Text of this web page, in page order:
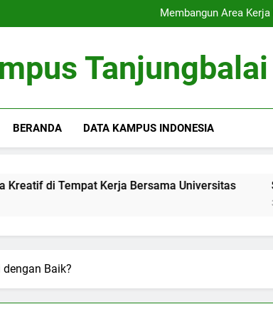
Membangun Area
Signifikansi Cinta
Membangun Area
Signifikansi Cinta
Tanjungbalai
BERANDA DATA KAMPUS INDONESIA
Kerja Bersama Universitas
3 Months
Baik?